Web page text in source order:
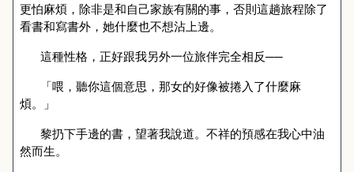
更怕麻煩，除非是和自己家族有關的事，否則這趟旅程除了
看書和寫書外，她什麼也不想沾上邊。
這種性格，正好跟我另外一位旅伴完全相反──
「喂，聽你這個意思，那女的好像被捲入了什麼麻
煩。」
黎扔下手邊的書，望著我說道。不祥的預感在我心中油
然而生。